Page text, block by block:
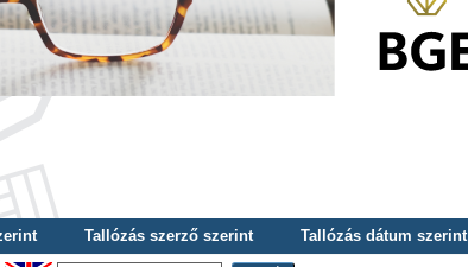
Tallózás szerző szerint Tallózás dátum szerint